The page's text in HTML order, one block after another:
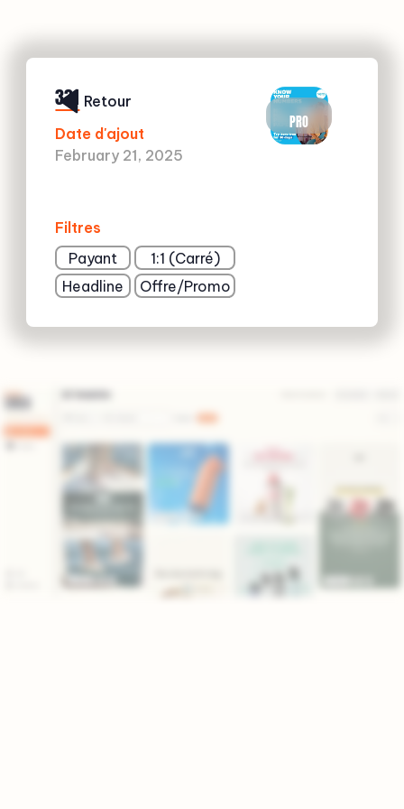
331
Date d'ajout
February 21, 2025
Filtres
Payant
1:1 (Carré)
Headline
Offre/Promo
PRO
Retour